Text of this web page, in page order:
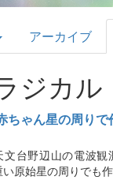
アーカイブ
ジカル
ちゃん星の周り
文台野辺山の電波
原始星の周りでも